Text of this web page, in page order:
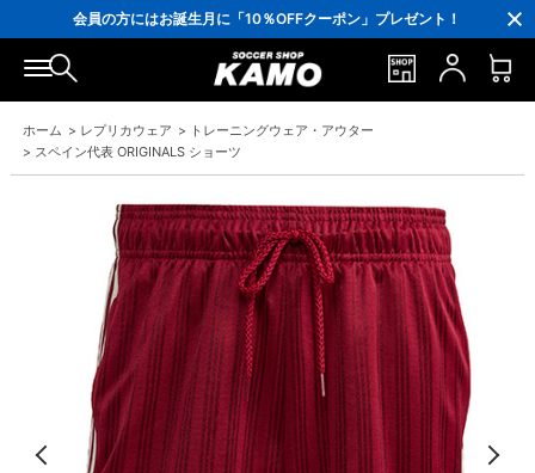
会員の方にはお誕生月に「10％OFFクーポン」プレゼント！
16,000円(税込)以上でシューズケースプレゼント！
3,300円(税込)以上で送料無料！
ホーム > レプリカウェア > トレーニングウェア・アウター
> スペイン代表 ORIGINALS ショーツ